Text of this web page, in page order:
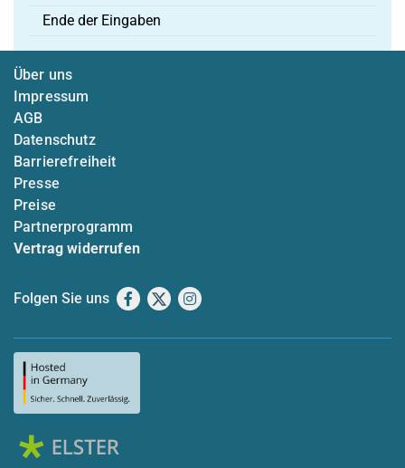
Ende der Eingaben
Über uns
Impressum
AGB
Datenschutz
Barrierefreiheit
Presse
Preise
Partnerprogramm
Vertrag widerrufen
Folgen Sie uns Facebook
X Instagram